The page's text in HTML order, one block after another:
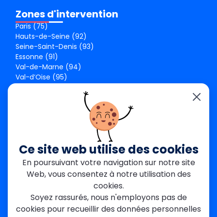
Zones d'intervention
Paris (75)
Hauts-de-Seine (92)
Seine-Saint-Denis (93)
Essonne (91)
Val-de-Marne (94)
Val-d’Oise (95)
Seine-Saint-Denis
Garges-lès-Gonesse
Val-de-Marne
Dourdan
Mantes-la-Jolie
Créteil
Ce site web utilise des cookies
En poursuivant votre navigation sur notre site
Web, vous consentez à notre utilisation des
cookies.
Soyez rassurés, nous n'employons pas de
cookies pour recueillir des données personnelles